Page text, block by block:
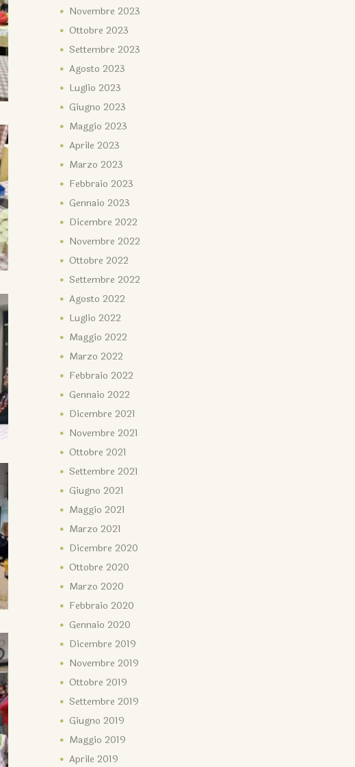
Novembre 2023
Ottobre 2023
Settembre 2023
Agosto 2023
Luglio 2023
Giugno 2023
Maggio 2023
Aprile 2023
Marzo 2023
Febbraio 2023
Gennaio 2023
Dicembre 2022
Novembre 2022
Ottobre 2022
Settembre 2022
Agosto 2022
Luglio 2022
Maggio 2022
Marzo 2022
Febbraio 2022
Gennaio 2022
Dicembre 2021
Novembre 2021
Ottobre 2021
Settembre 2021
Giugno 2021
Maggio 2021
Marzo 2021
Dicembre 2020
Ottobre 2020
Marzo 2020
Febbraio 2020
Gennaio 2020
Dicembre 2019
Novembre 2019
Ottobre 2019
Settembre 2019
Giugno 2019
Maggio 2019
Aprile 2019